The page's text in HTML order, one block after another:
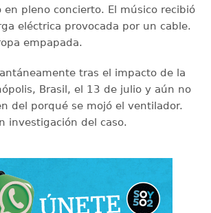
en pleno concierto. El músico recibió
eléctrica provocada por un cable.
empapada.
tras el impacto de la
Brasil, el 13 de julio y aún no
del porqué se mojó el ventilador.
investigación del caso.